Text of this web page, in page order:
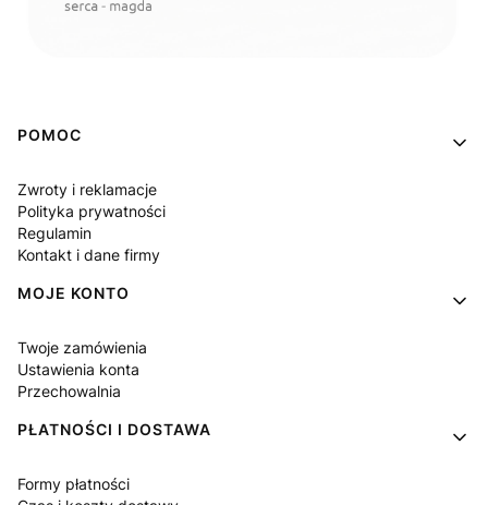
Linki w stopce
POMOC
Zwroty i reklamacje
Polityka prywatności
Regulamin
Kontakt i dane firmy
MOJE KONTO
Twoje zamówienia
Ustawienia konta
Przechowalnia
PŁATNOŚCI I DOSTAWA
Formy płatności